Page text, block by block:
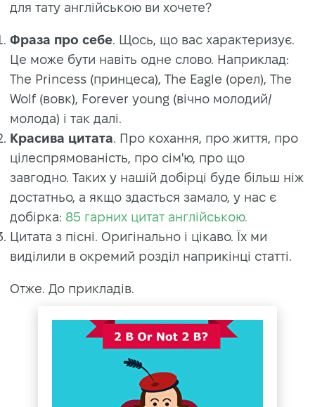
для тату англійською ви хочете?
Фраза про себе. Щось, що вас характеризує.
Це може бути навіть одне слово. Наприклад:
The Princess (принцеса), The Eagle (орел), The
Wolf (вовк), Forever young (вічно молодий/
молода) і так далі.
Красива цитата. Про кохання, про життя, про
цілеспрямованість, про сім'ю, про що
завгодно. Таких у нашій добірці буде більш ніж
достатньо, а якщо здасться замало, у нас є
добірка: 85 гарних цитат англійською.
Цитата з пісні. Оригінально і цікаво. Їх ми
виділили в окремий розділ наприкінці статті.
Отже. До прикладів.